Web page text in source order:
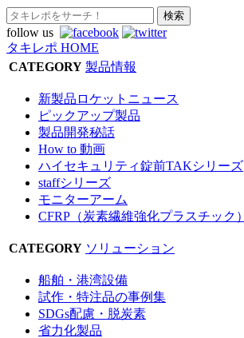
follow us
タキレポ HOME
CATEGORY 製品情報
新製品ロケットニュース
ピックアップ製品
製品開発秘話
How to 動画
ハイセキュリティ錠前TAKシリーズ
staffシリーズ
モニターアーム
CFRP（炭素繊維強化プラスチック）
CATEGORY ソリューション
船舶・港湾設備
試作・特注品の事例集
SDGs配慮・脱炭素
省力化製品